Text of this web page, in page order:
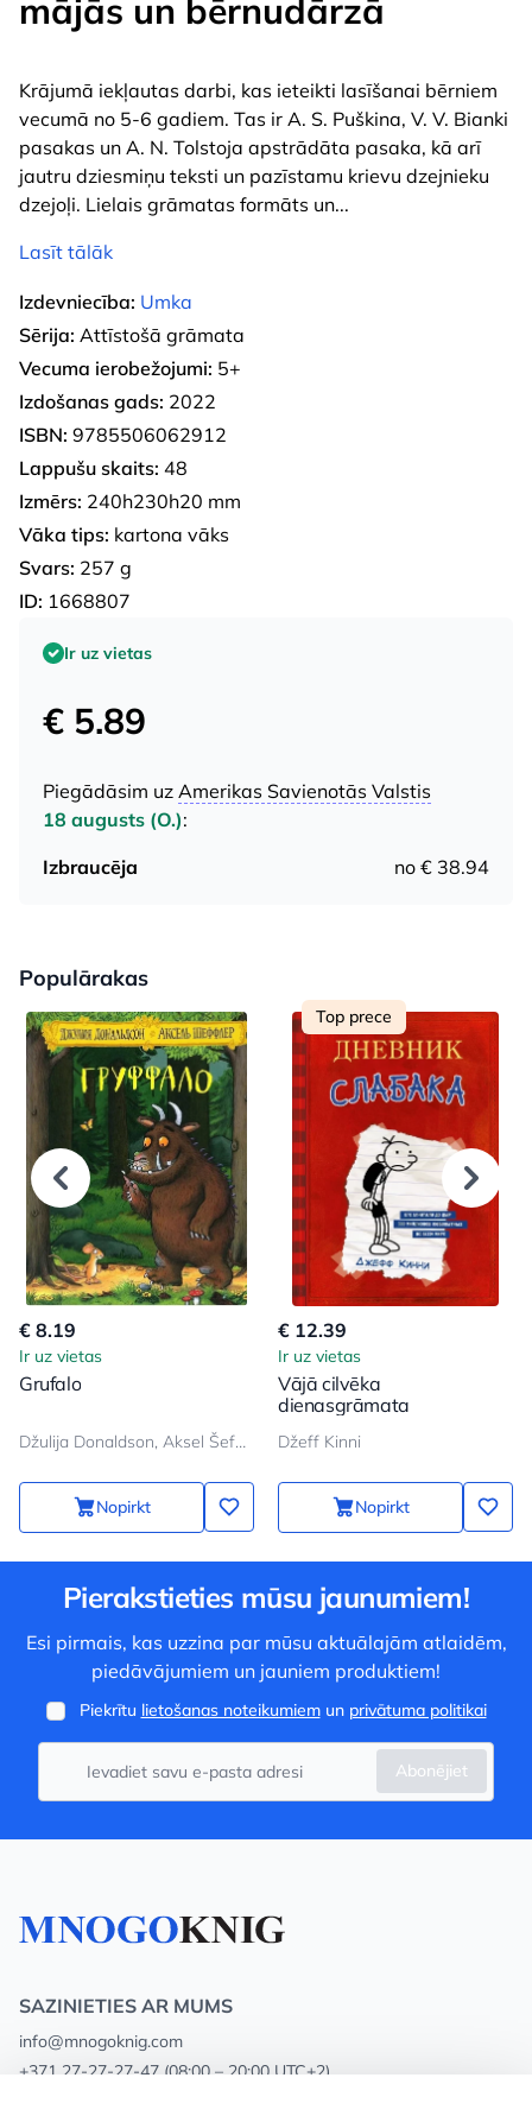
mājās un bērnudārzā
Krājumā iekļautas darbi, kas ieteikti lasīšanai bērniem
vecumā no 5-6 gadiem. Tas ir A. S. Puškina, V. V. Bianki
pasakas un A. N. Tolstoja apstrādāta pasaka, kā arī
jautru dziesmiņu teksti un pazīstamu krievu dzejnieku
dzejoļi. Lielais grāmatas formāts un...
Lasīt tālāk
Izdevniecība: Umka
Sērija: Attīstošā grāmata
Vecuma ierobežojumi: 5+
Izdošanas gads: 2022
ISBN: 9785506062912
Lappušu skaits: 48
Izmērs: 240h230h20 mm
Vāka tips: kartona vāks
Svars: 257 g
ID: 1668807
Ir uz vietas
€ 5.89
Piegādāsim uz Amerikas Savienotās Valstis
18 augusts (O.):
Izbraucēja
no € 38.94
Populārakas
€ 8.19
Ir uz vietas
Grufalo
Džulija Donaldson, Aksel Šeffler
Nopirkt
Top prece
€ 12.39
Ir uz vietas
Vājā cilvēka
dienasgrāmata
Džeff Kinni
Nopirkt
Pierakstieties mūsu jaunumiem!
Esi pirmais, kas uzzina par mūsu aktuālajām atlaidēm,
piedāvājumiem un jauniem produktiem!
Piekrītu lietošanas noteikumiemun privātuma politikai
Abonējiet
SAZINIETIES AR MUMS
info@mnogoknig.com
+371 27-27-27-47 (08:00 – 20:00 UTC+2)